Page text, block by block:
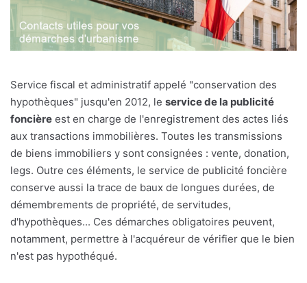
Service fiscal et administratif appelé "conservation des
hypothèques" jusqu'en 2012, le service de la publicité
foncière est en charge de l'enregistrement des actes liés
aux transactions immobilières. Toutes les transmissions
de biens immobiliers y sont consignées : vente, donation,
legs. Outre ces éléments, le service de publicité foncière
conserve aussi la trace de baux de longues durées, de
démembrements de propriété, de servitudes,
d'hypothèques... Ces démarches obligatoires peuvent,
notamment, permettre à l'acquéreur de vérifier que le bien
n'est pas hypothéqué.